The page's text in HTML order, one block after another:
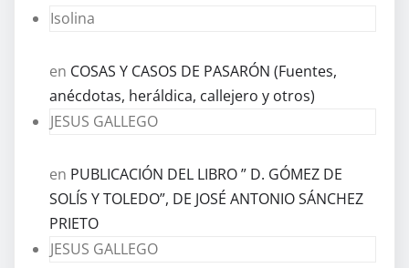
Isolina
en COSAS Y CASOS DE PASARÓN (Fuentes,
anécdotas, heráldica, callejero y otros)
JESUS GALLEGO
en PUBLICACIÓN DEL LIBRO ” D. GÓMEZ DE
SOLÍS Y TOLEDO”, DE JOSÉ ANTONIO SÁNCHEZ
PRIETO
JESUS GALLEGO